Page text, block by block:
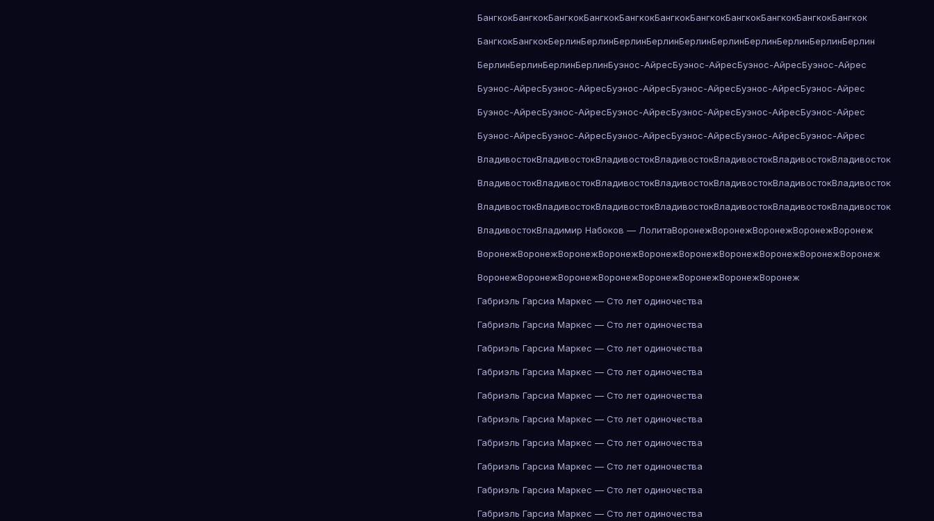
БангкокБангкокБангкокБангкокБангкокБангкокБангкокБангкокБангкокБангкокБангкок
БангкокБангкокБерлинБерлинБерлинБерлинБерлинБерлинБерлинБерлинБерлинБерлин
БерлинБерлинБерлинБерлинБуэнос-АйресБуэнос-АйресБуэнос-АйресБуэнос-Айрес
Буэнос-АйресБуэнос-АйресБуэнос-АйресБуэнос-АйресБуэнос-АйресБуэнос-Айрес
Буэнос-АйресБуэнос-АйресБуэнос-АйресБуэнос-АйресБуэнос-АйресБуэнос-Айрес
Буэнос-АйресБуэнос-АйресБуэнос-АйресБуэнос-АйресБуэнос-АйресБуэнос-Айрес
ВладивостокВладивостокВладивостокВладивостокВладивостокВладивостокВладивосток
ВладивостокВладивостокВладивостокВладивостокВладивостокВладивостокВладивосток
ВладивостокВладивостокВладивостокВладивостокВладивостокВладивостокВладивосток
ВладивостокВладимир Набоков — ЛолитаВоронежВоронежВоронежВоронежВоронеж
ВоронежВоронежВоронежВоронежВоронежВоронежВоронежВоронежВоронежВоронеж
ВоронежВоронежВоронежВоронежВоронежВоронежВоронежВоронеж
Габриэль Гарсиа Маркес — Сто лет одиночества
Габриэль Гарсиа Маркес — Сто лет одиночества
Габриэль Гарсиа Маркес — Сто лет одиночества
Габриэль Гарсиа Маркес — Сто лет одиночества
Габриэль Гарсиа Маркес — Сто лет одиночества
Габриэль Гарсиа Маркес — Сто лет одиночества
Габриэль Гарсиа Маркес — Сто лет одиночества
Габриэль Гарсиа Маркес — Сто лет одиночества
Габриэль Гарсиа Маркес — Сто лет одиночества
Габриэль Гарсиа Маркес — Сто лет одиночества